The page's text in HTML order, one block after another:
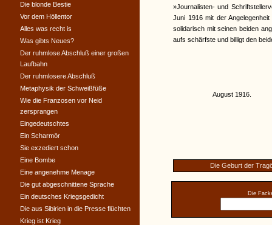
»Journalisten- und
Juni 1916 mit der
solidarisch mit seinen beiden
aufs schärfste und billigt den
August 1916.
Die Geburt der
Die
Die blonde Bestie
Vor dem Höllentor
Alles was recht is
Was gibts Neues?
Der ruhmlose Abschluß einer großen
Laufbahn
Der ruhmlosere Abschluß
Metaphysik der Schweißfüße
Wie die Franzosen vor Neid
zersprangen
Eingedeutschtes
Ein Scharmör
Sie exzediert schon
Eine Bombe
Eine angenehme Menage
Die gut abgeschnittene Sprache
Ein deutsches Kriegsgedicht
Die aus Sibirien in die Presse flüchten
Krieg ist Krieg